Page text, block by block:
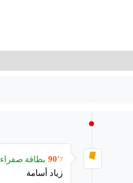
90'7
بطاقة صفراء
زياد أسامة